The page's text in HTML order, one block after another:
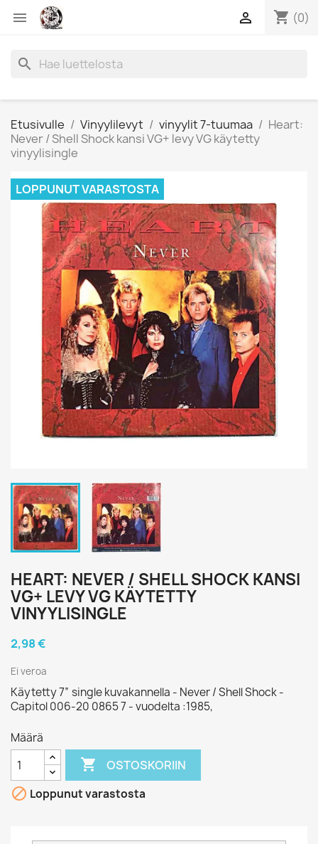
 shopping_cart (0)

search
Etusivulle Vinyylilevyt vinyylit 7-tuumaa
Heart:
Never / Shell Shock kansi VG+ levy VG käytetty
vinyylisingle
LOPPUNUT VARASTOSTA
HEART: NEVER / SHELL SHOCK KANSI
VG+ LEVY VG KÄYTETTY
VINYYLISINGLE
2,98 €
Ei veroa
Käytetty 7” single kuvakannella - Never / Shell Shock -
Capitol 006-20 0865 7 - vuodelta :1985,
Määrä
 OSTOSKORIIN
 Loppunut varastosta